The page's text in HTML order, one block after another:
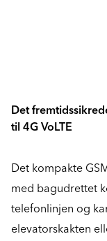
Det
til 4G VoLTE
Det kompakte
med bagudrettet
telefonlinjen og
elevatorskakten